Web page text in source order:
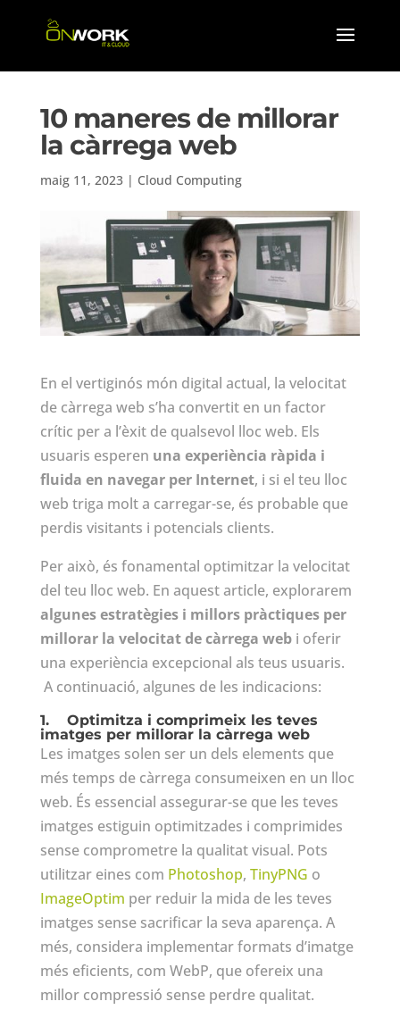
10 maneres de millorar
la càrrega web
maig 11, 2023| Cloud Computing
En el vertiginós món digital actual, la velocitat
de càrrega web s’ha convertit en un factor
crític per a l’èxit de qualsevol lloc web. Els
usuaris esperen una experiència ràpida i
fluida en navegar per Internet, i si el teu lloc
web triga molt a carregar-se, és probable que
perdis visitants i potencials clients.
Per això, és fonamental optimitzar la velocitat
del teu lloc web. En aquest article, explorarem
algunes estratègies i millors pràctiques per
millorar la velocitat de càrrega webi oferir
una experiència excepcional als teus usuaris.
A continuació, algunes de les indicacions:
1. Optimitza i comprimeix les teves
imatges per millorar la càrrega web
Les imatges solen ser un dels elements que
més temps de càrrega consumeixen en un lloc
web. És essencial assegurar-se que les teves
imatges estiguin optimitzades i comprimides
sense comprometre la qualitat visual. Pots
utilitzar eines com Photoshop, TinyPNG o
ImageOptim per reduir la mida de les teves
imatges sense sacrificar la seva aparença. A
més, considera implementar formats d’imatge
més eficients, com WebP, que ofereix una
millor compressió sense perdre qualitat.